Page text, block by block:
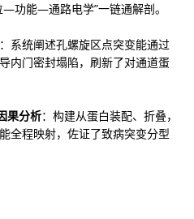
能—通路电学”一链通解剖。
：系统阐述孔螺旋区点突变能通过
内门密封塌陷，刷新了对通道蛋
果分析：构建从蛋白装配、折叠，
全程映射，佐证了致病突变分型